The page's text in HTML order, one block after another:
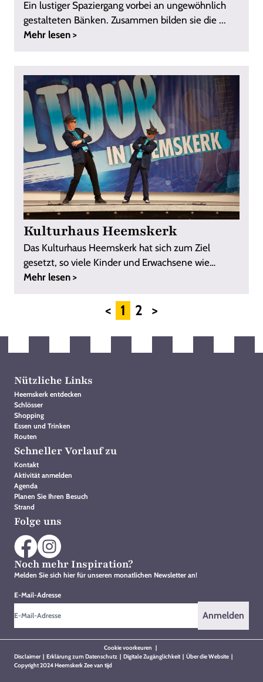
Ein lustiger Spaziergang vorbei an ungewöhnlich
gestalteten Bänken. Zusammen bilden sie die ...
Mehr lesen >
Kulturhaus Heemskerk
Das Kulturhaus Heemskerk hat sich zum Ziel
gesetzt, so viele Kinder und Erwachsene wie
möglich ...
Mehr lesen >
< 1 2 >
Nützliche Links
Heemskerk entdecken
Schlösser
Shopping
Essen und Trinken
Routen
Schneller Vorlauf zu
Kontakt
Aktivität anmelden
Agenda
Planen Sie Ihren Besuch
Strand
Folge uns
Noch mehr Inspiration?
Melden Sie sich hier für unseren monatlichen Newsletter an!
E-Mail-Adresse
Anmelden
Cookie voorkeuren |
Disclaimer| Erklärung zum Datenschutz | Digitale Zugänglichkeit| Über die Website |
Copyright 2024 Heemskerk Zee van tijd